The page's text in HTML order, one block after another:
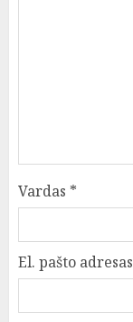
Vardas *
El. pašto adresas